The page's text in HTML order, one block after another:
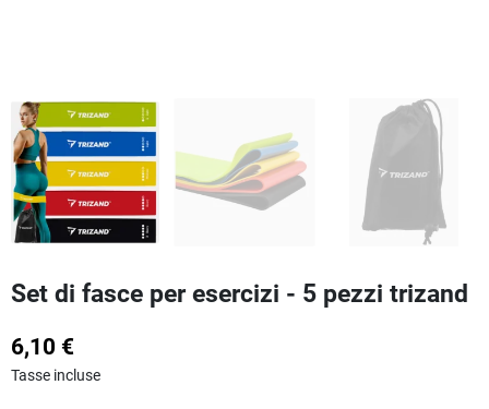
Set di fasce per esercizi - 5 pezzi trizand
6,10 €
Tasse incluse